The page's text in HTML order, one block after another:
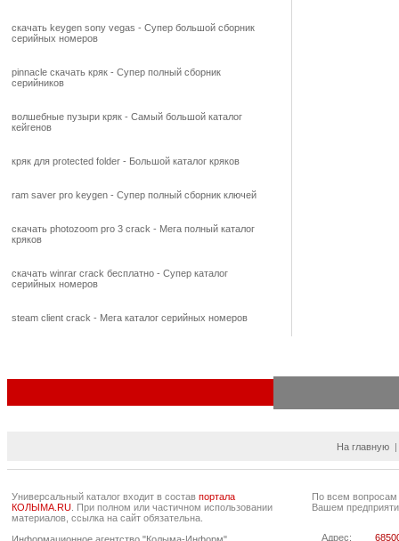
скачать keygen sony vegas - Супер большой сборник
серийных номеров
pinnacle скачать кряк - Супер полный сборник
серийников
волшебные пузыри кряк - Самый большой каталог
кейгенов
кряк для protected folder - Большой каталог кряков
ram saver pro keygen - Супер полный сборник ключей
скачать photozoom pro 3 crack - Мега полный каталог
кряков
скачать winrar crack бесплатно - Супер каталог
серийных номеров
steam client crack - Мега каталог серийных номеров
На главную |
Универсальный каталог входит в состав портала
КОЛЫМА.RU . При полном или частичном использовании
материалов, ссылка на сайт обязательна.
По всем
Вашем
Адрес: